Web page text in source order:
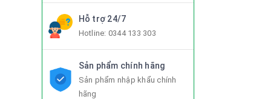
Hỗ trợ 24/7
Hotline: 0344 133 303
Sản phẩm chính hãng
Sản phẩm nhập khẩu chính
hãng